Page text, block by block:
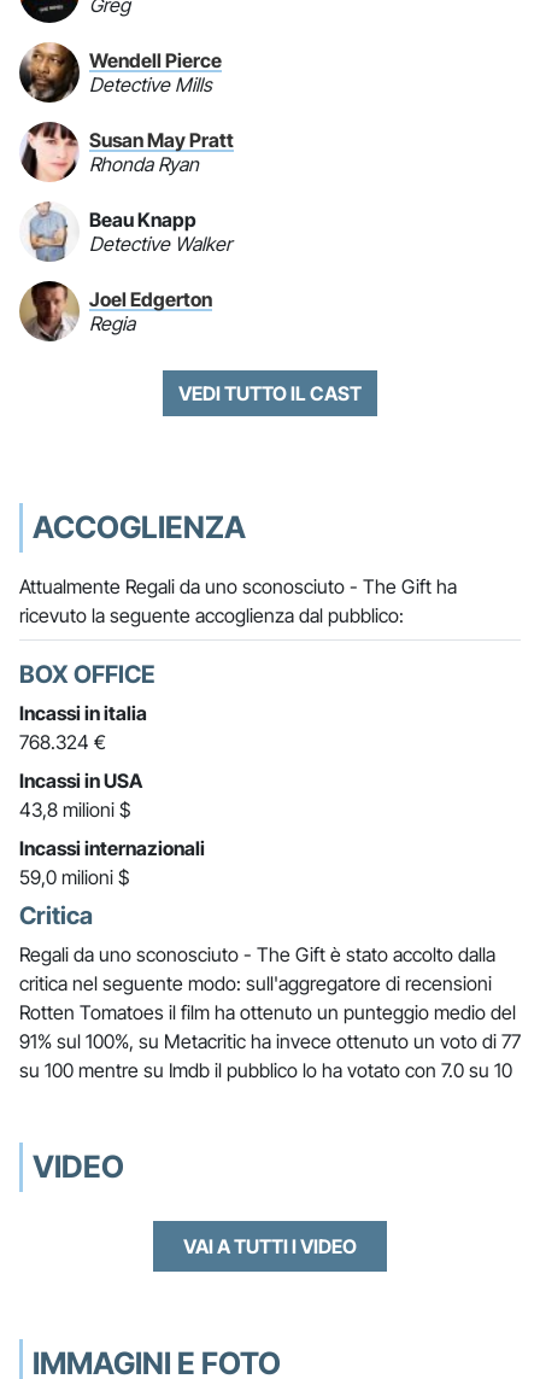
Wendell Pierce
Detective Mills
Susan May Pratt
Rhonda Ryan
Beau Knapp
Detective Walker
Joel Edgerton
Regia
VEDI TUTTO IL CAST
ACCOGLIENZA
Attualmente Regali da uno sconosciuto - The Gift ha
ricevuto la seguente accoglienza dal pubblico:
BOX OFFICE
Incassi in italia
768.324 €
Incassi in USA
43,8 milioni $
Incassi internazionali
59,0 milioni $
Critica
Regali da uno sconosciuto - The Gift è stato accolto dalla
critica nel seguente modo: sull'aggregatore di recensioni
Rotten Tomatoes il film ha ottenuto un punteggio medio del
91% sul 100%, su Metacritic ha invece ottenuto un voto di 77
su 100 mentre su Imdb il pubblico lo ha votato con 7.0 su 10
VIDEO
VAI A TUTTI I VIDEO
IMMAGINI E FOTO